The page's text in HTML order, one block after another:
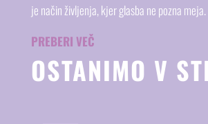
je način življenja, kjer glasba ne pozna meja.
PREBERI VEČ
OSTANIMO V